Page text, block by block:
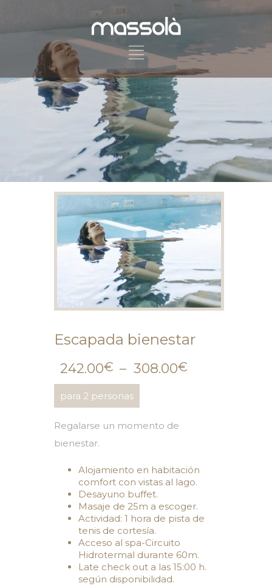
Escapada bienestar
242.00€ – 308.00€
para 2 personas
Regalarse un momento de
bienestar.
Alojamiento en habitación
comfort con vistas al lago.
Desayuno buffet.
Masaje de 25m a escoger.
Actividad: 1 hora de pista de
tenis de cortesía.
Acceso al spa-Circuito
Hidrotermal durante 60m.
Late check out a las 15:00 h.
según disponibilidad.